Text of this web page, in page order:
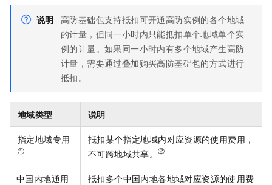
说明 高防基础包支持抵扣可开通高防实例的各个地域
的计量，但同一小时内只能抵扣单个地域单个实
例的计量。如果同一小时内有多个地域产生高防
计量，需要通过叠加购买高防基础包的方式进行
抵扣。
地域类型 说明
指定地域专用
①
抵扣某个指定地域内对应资源的使用费用，
不可跨地域共享。②
中国内地通用
抵扣多个中国内地各地域对应资源的使用费